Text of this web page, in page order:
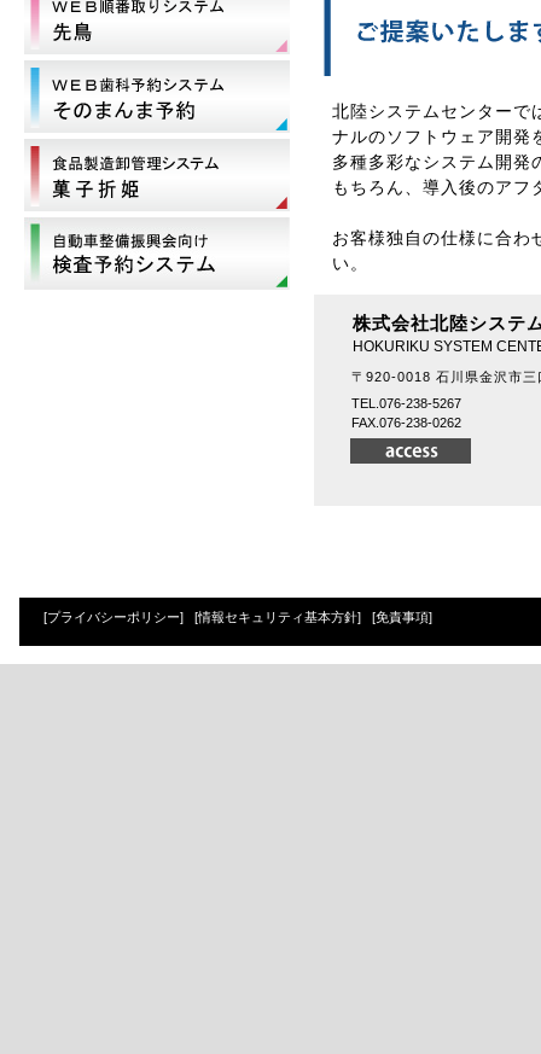
北陸システムセンターで
ナルのソフトウェア開発
多種多彩なシステム開発
もちろん、導入後のアフ
お客様独自の仕様に合わ
い。
株式会社北陸システ
HOKURIKU SYSTEM
〒920-0018 石川県金沢市三
TEL.076-238-5267
FAX.076-238-0262
[プライバシーポリシー] [情報セキュリティ基本方針] [免責事項]